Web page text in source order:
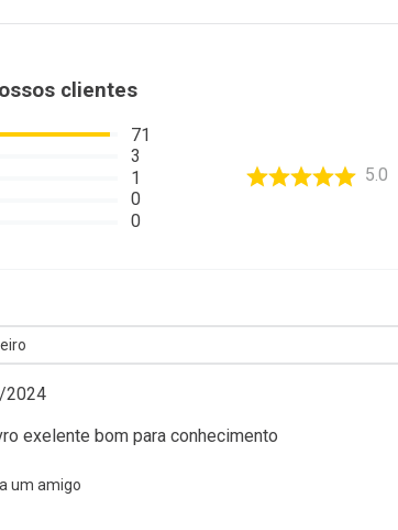
clientes
71
3
1
0
0
5.0
2024
exelente bom para conhecimento
um amigo